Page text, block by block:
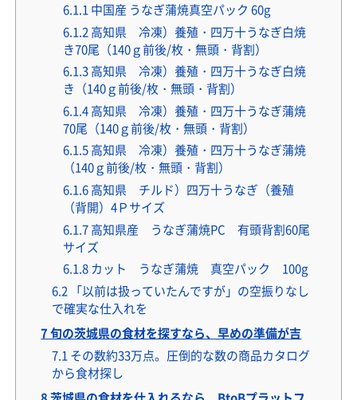
6.1.1 中国産 うなぎ蒲焼真空パック 60g
6.1.2 高知県 冷凍）養殖・四万十うなぎ白焼
き70尾（140ｇ前後/枚・無頭・背割）
6.1.3高知県 冷凍）養殖・四万十うなぎ白焼
き（140ｇ前後/枚・無頭・背割）
6.1.4高知県 冷凍）養殖・四万十うなぎ蒲焼
70尾（140ｇ前後/枚・無頭・背割）
6.1.5高知県 冷凍）養殖・四万十うなぎ蒲焼
（140ｇ前後/枚・無頭・背割）
6.1.6高知県 チルド）四万十うなぎ（養殖
（背開）4Ｐサイズ
6.1.7高知県産 うなぎ蒲焼PC 有頭背割60尾
サイズ
6.1.8カット うなぎ蒲焼 真空パック 100g
6.2 「以前は扱っていたんですが」の空振りなし
で確実な仕入れを
7旬の茨城県の食材を探すなら、早めの準備が吉
7.1 その数約33万点。圧倒的な数の商品カタログ
から食材探し